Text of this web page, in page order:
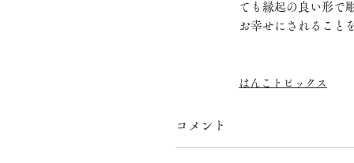
ても縁起の良い形で
お幸せにされること
はんこトピックス
コメント